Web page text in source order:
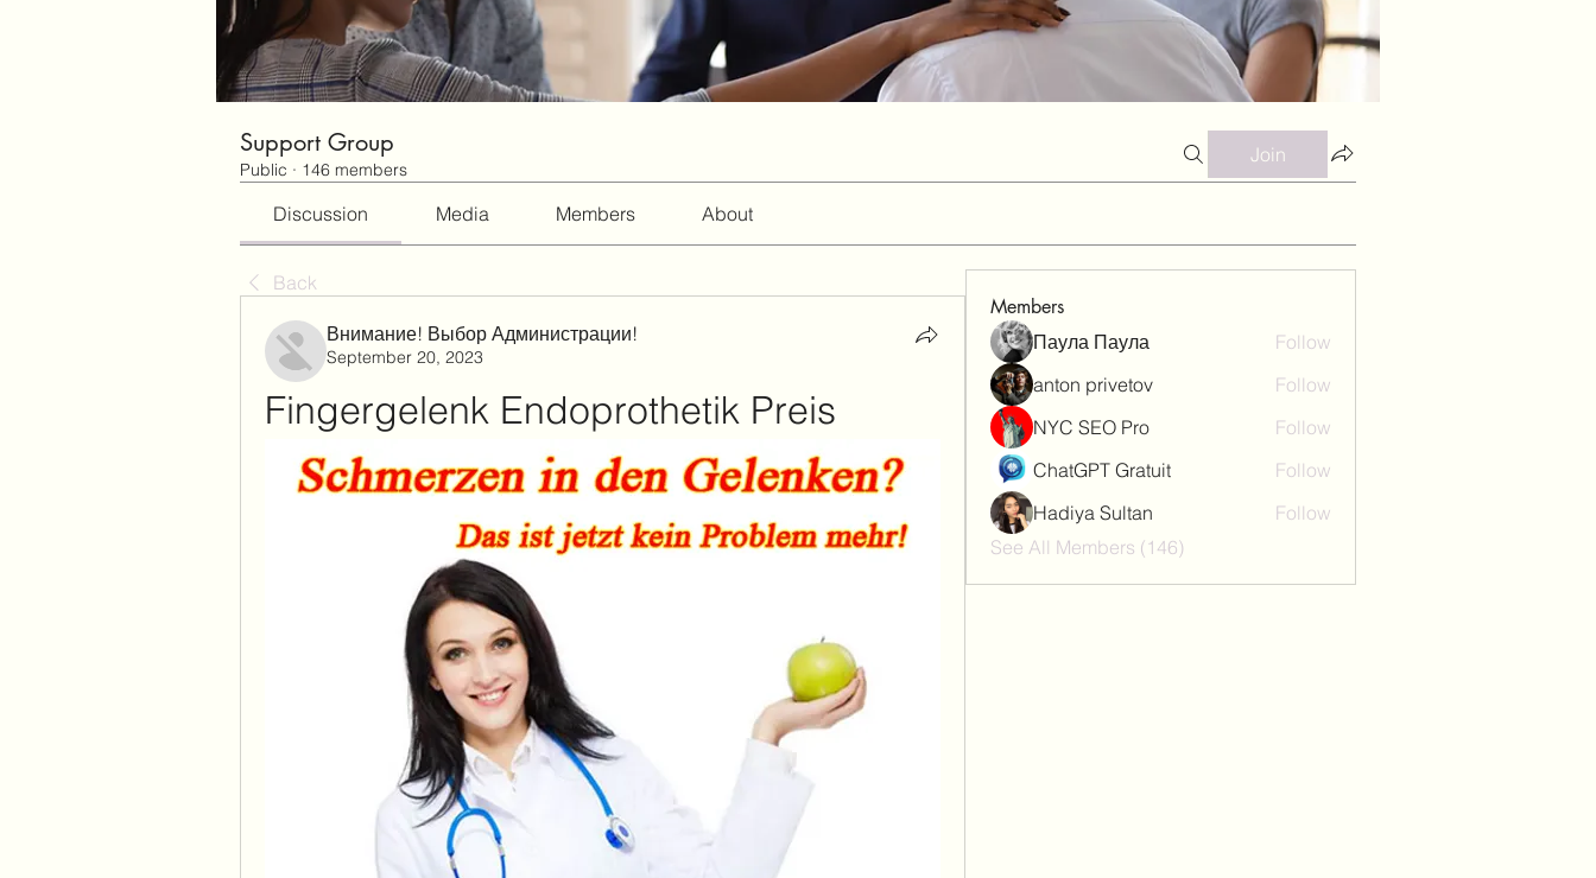
Support Group
Public · 146 members
Join
Discussion Media Members About
Back
Внимание! Выбор Администрации!
September 20, 2023
Fingergelenk Endoprothetik Preis
Members
Паула Паула
Follow
anton privetov
Follow
NYC SEO Pro
Follow
ChatGPT Gratuit
Follow
Hadiya Sultan
Follow
See All Members (146)